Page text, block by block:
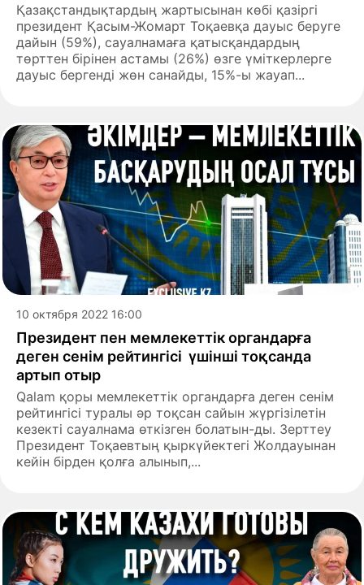
Қазақстандықтардың жартысынан көбі қазіргі
президент Қасым-Жомарт Тоқаевқа дауыс беруге
дайын (59%), сауалнамаға қатысқандардың
төрттен бірінен астамы (26%) өзге үміткерлерге
дауыс бергенді жөн санайды, 15%-ы жауап...
10 октября 2022 16:00
Президент пен мемлекеттік органдарға
деген сенім рейтингісі үшінші тоқсанда
артып отыр
Qalam қоры мемлекеттік органдарға деген сенім
рейтингісі туралы әр тоқсан сайын жүргізілетін
кезекті сауалнама өткізген болатын-ды. Зерттеу
Президент Тоқаевтың қыркүйектегі Жолдауынан
кейін бірден қолға алынып,...